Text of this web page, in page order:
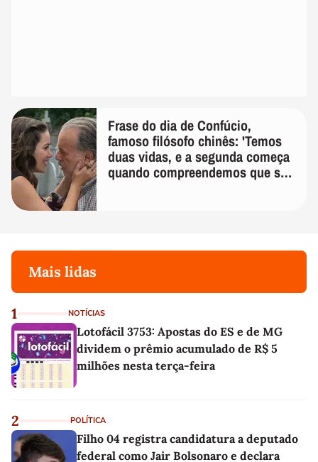
Frase do dia de Confúcio,
famoso filósofo chinês: 'Temos
duas vidas, e a segunda começa
quando compreendemos que só
Mais lidas
1 NOTÍCIAS
Lotofácil 3753: Apostas do ES e de MG
dividem o prêmio acumulado de R$ 5
milhões nesta terça-feira
2 POLÍTICA
Filho 04 registra candidatura a deputado
federal como Jair Bolsonaro e declara